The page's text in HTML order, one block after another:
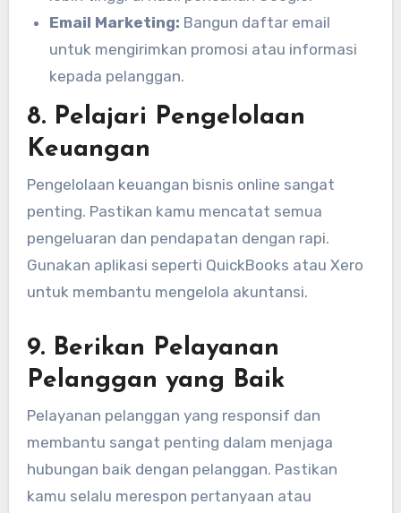
Email Marketing: Bangun daftar email
untuk mengirimkan promosi atau informasi
kepada pelanggan.
8. Pelajari Pengelolaan
Keuangan
Pengelolaan keuangan bisnis online sangat
penting. Pastikan kamu mencatat semua
pengeluaran dan pendapatan dengan rapi.
Gunakan aplikasi seperti QuickBooks atau Xero
untuk membantu mengelola akuntansi.
9. Berikan Pelayanan
Pelanggan yang Baik
Pelayanan pelanggan yang responsif dan
membantu sangat penting dalam menjaga
hubungan baik dengan pelanggan. Pastikan
kamu selalu merespon pertanyaan atau